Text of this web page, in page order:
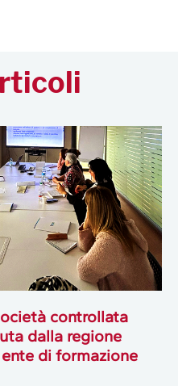
controllata
dalla regione
di formazione